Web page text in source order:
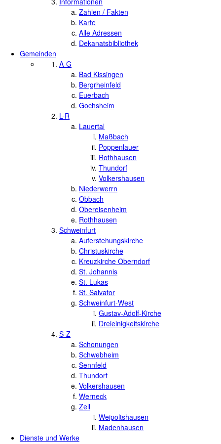
Zahlen / Fakten
Karte
Alle Adressen
Dekanatsbibliothek
Gemeinden
A-G
Bad Kissingen
Bergrheinfeld
Euerbach
Gochsheim
L-R
Lauertal
Maßbach
Poppenlauer
Rothhausen
Thundorf
Volkershausen
Niederwerrn
Obbach
Obereisenheim
Rothhausen
Schweinfurt
Auferstehungskirche
Christuskirche
Kreuzkirche Oberndorf
St. Johannis
St. Lukas
St. Salvator
Schweinfurt-West
Gustav-Adolf-Kirche
Dreieinigkeitskirche
S-Z
Schonungen
Schwebheim
Sennfeld
Thundorf
Volkershausen
Werneck
Zell
Weipoltshausen
Madenhausen
Dienste und Werke